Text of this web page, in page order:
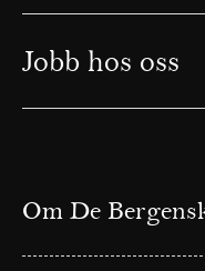
Jobb hos oss
Om De